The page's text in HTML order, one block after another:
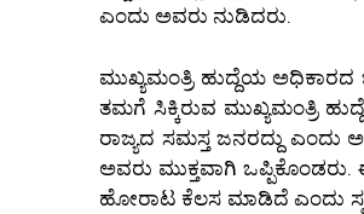
ಎಂದು ಅವರು ನುಡಿದರು.
ಮುಖ್ಯಮಂತ್ರಿ ಹುದ್ದೆಯ ಅಧಿಕಾರದ
ತಮಗೆ ಸಿಕ್ಕಿರುವ ಮುಖ್ಯಮಂತ್ರಿ
ರಾಜ್ಯದ ಸಮಸ್ತ ಜನರದ್ದು ಎಂದು
ಅವರು ಮುಕ್ತವಾಗಿ
ಹೋರಾಟ ಕೆಲಸ ಮಾಡಿದೆ ಎಂದು